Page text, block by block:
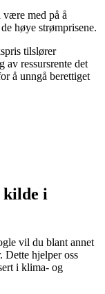
med på å
høye strømprisene.
tilslører
av ressursrente det
å unngå berettiget
kilde i
vil du blant annet
Dette hjelper oss
i klima- og